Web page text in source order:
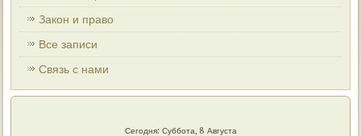
Закон и право
Все записи
Связь с нами
Сегодня: Суббота, 8 Августа